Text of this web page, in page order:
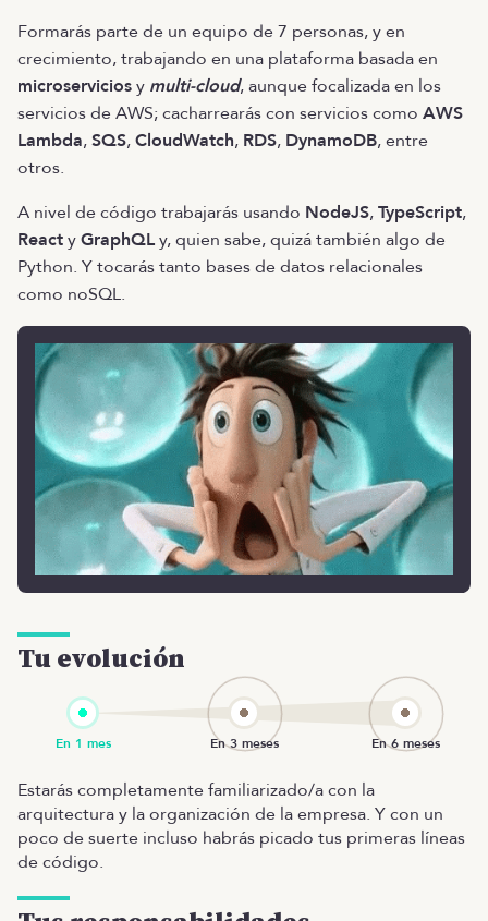
Formarás parte de un equipo de 7 personas, y en
crecimiento, trabajando en una plataforma basada en
microserviciosy multi-cloud, aunque focalizada en los
servicios de AWS; cacharrearás con servicios como AWS
Lambda,SQS,CloudWatch, RDS, DynamoDB, entre
otros.
A nivel de código trabajarás usando NodeJS,TypeScript,
ReactyGraphQLy, quien sabe, quizá también algo de
Python. Y tocarás tanto bases de datos relacionales
como noSQL.
Tu evolución
Estarás completamente familiarizado/a con la
arquitectura y la organización de la empresa. Y con un
poco de suerte incluso habrás picado tus primeras líneas
de código.